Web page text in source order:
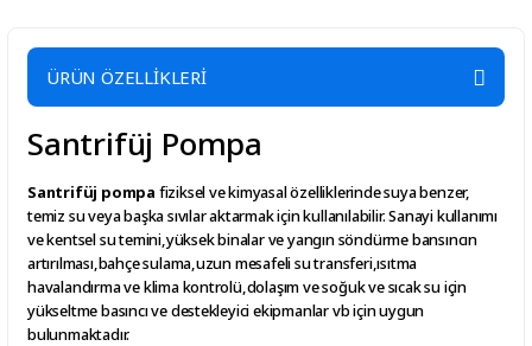
ÜRÜN ÖZELLİKLERİ
Santrifüj Pompa
Santrifüj pompa fiziksel ve kimyasal özelliklerinde suya benzer,
temiz su veya başka sıvılar aktarmak için kullanılabilir. Sanayi kullanımı
ve kentsel su temini,yüksek binalar ve yangın söndürme bansıncın
artırılması,bahçe sulama,uzun mesafeli su transferi,ısıtma
havalandırma ve klima kontrolü,dolaşım ve soğuk ve sıcak su için
yükseltme basıncı ve destekleyici ekipmanlar vb için uygun
bulunmaktadır.